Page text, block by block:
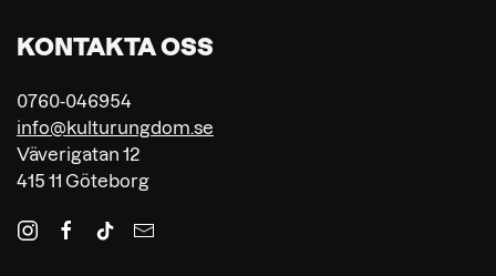
KONTAKTA OSS
0760-046954
info@kulturungdom.se
Väverigatan 12
415 11 Göteborg